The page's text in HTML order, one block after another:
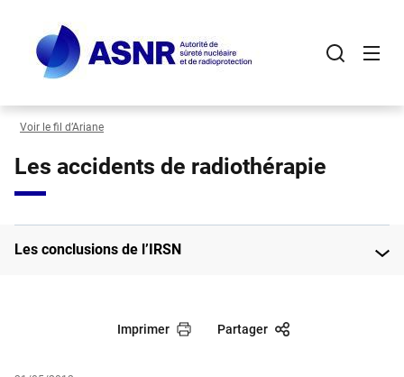
contenu
principal
Voir le fil d’Ariane
Les accidents de radiothérapie
Les conclusions de l’IRSN
Imprimer Partager